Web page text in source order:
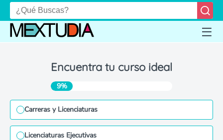
Encuentra tu curso ideal
9%
Carreras y Licenciaturas
Licenciaturas Ejecutivas